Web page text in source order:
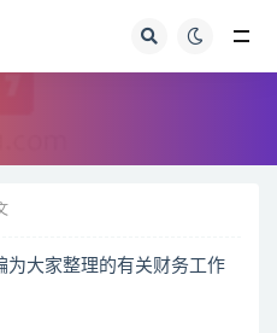
大家整理的有关财务工作